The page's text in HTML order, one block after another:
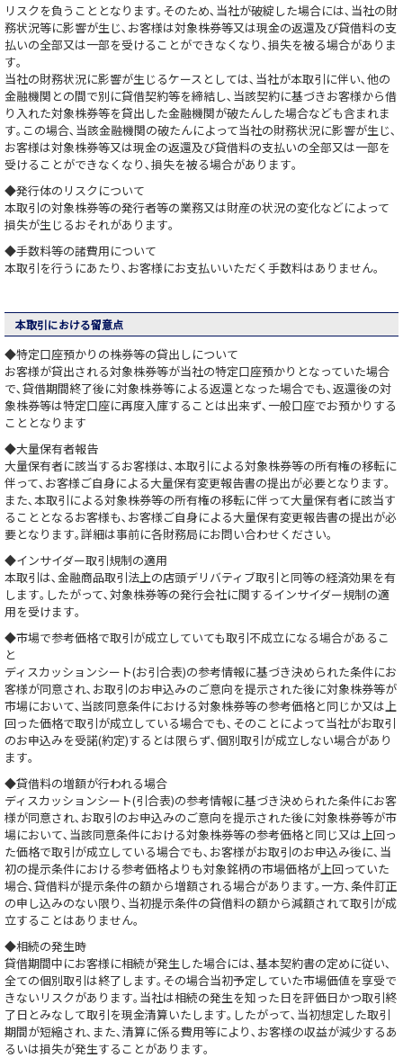
リスクを負うこととなります｡そのため､当社が破綻した場合には､当社の財
務状況等に影響が生じ､お客様は対象株券等又は現金の返還及び貸借料の支
払いの全部又は一部を受けることができなくなり､損失を被る場合がありま
す｡
当社の財務状況に影響が生じるケースとしては､当社が本取引に伴い､他の
金融機関との間で別に貸借契約等を締結し､当該契約に基づきお客様から借
り入れた対象株券等を貸出した金融機関が破たんした場合なども含まれま
す｡この場合､当該金融機関の破たんによって当社の財務状況に影響が生じ､
お客様は対象株券等又は現金の返還及び貸借料の支払いの全部又は一部を
受けることができなくなり､損失を被る場合があります｡
◆発行体のリスクについて
本取引の対象株券等の発行者等の業務又は財産の状況の変化などによって
損失が生じるおそれがあります｡
◆手数料等の諸費用について
本取引を行うにあたり､お客様にお支払いいただく手数料はありません｡
本取引における留意点
◆特定口座預かりの株券等の貸出しについて
お客様が貸出される対象株券等が当社の特定口座預かりとなっていた場合
で､貸借期間終了後に対象株券等による返還となった場合でも､返還後の対
象株券等は特定口座に再度入庫することは出来ず､一般口座でお預かりする
こととなります
◆大量保有者報告
大量保有者に該当するお客様は､本取引による対象株券等の所有権の移転に
伴って､お客様ご自身による大量保有変更報告書の提出が必要となります｡
また､本取引による対象株券等の所有権の移転に伴って大量保有者に該当す
ることとなるお客様も､お客様ご自身による大量保有変更報告書の提出が必
要となります｡詳細は事前に各財務局にお問い合わせください｡
◆インサイダー取引規制の適用
本取引は､金融商品取引法上の店頭デリバティブ取引と同等の経済効果を有
します｡したがって､対象株券等の発行会社に関するインサイダー規制の適
用を受けます｡
◆市場で参考価格で取引が成立していても取引不成立になる場合があるこ
と
ディスカッションシート(お引合表)の参考情報に基づき決められた条件にお
客様が同意され､お取引のお申込みのご意向を提示された後に対象株券等が
市場において､当該同意条件における対象株券等の参考価格と同じか又は上
回った価格で取引が成立している場合でも､そのことによって当社がお取引
のお申込みを受諾(約定)するとは限らず､個別取引が成立しない場合があり
ます｡
◆貸借料の増額が行われる場合
ディスカッションシート(引合表)の参考情報に基づき決められた条件にお客
様が同意され､お取引のお申込みのご意向を提示された後に対象株券等が市
場において､当該同意条件における対象株券等の参考価格と同じ又は上回っ
た価格で取引が成立している場合でも､お客様がお取引のお申込み後に､当
初の提示条件における参考価格よりも対象銘柄の市場価格が上回っていた
場合､貸借料が提示条件の額から増額される場合があります｡一方､条件訂正
の申し込みのない限り､当初提示条件の貸借料の額から減額されて取引が成
立することはありません｡
◆相続の発生時
貸借期間中にお客様に相続が発生した場合には､基本契約書の定めに従い､
全ての個別取引は終了します｡その場合当初予定していた市場価値を享受で
きないリスクがあります｡当社は相続の発生を知った日を評価日かつ取引終
了日とみなして取引を現金清算いたします｡したがって､当初想定した取引
期間が短縮され､また､清算に係る費用等により､お客様の収益が減少するあ
るいは損失が発生することがあります｡